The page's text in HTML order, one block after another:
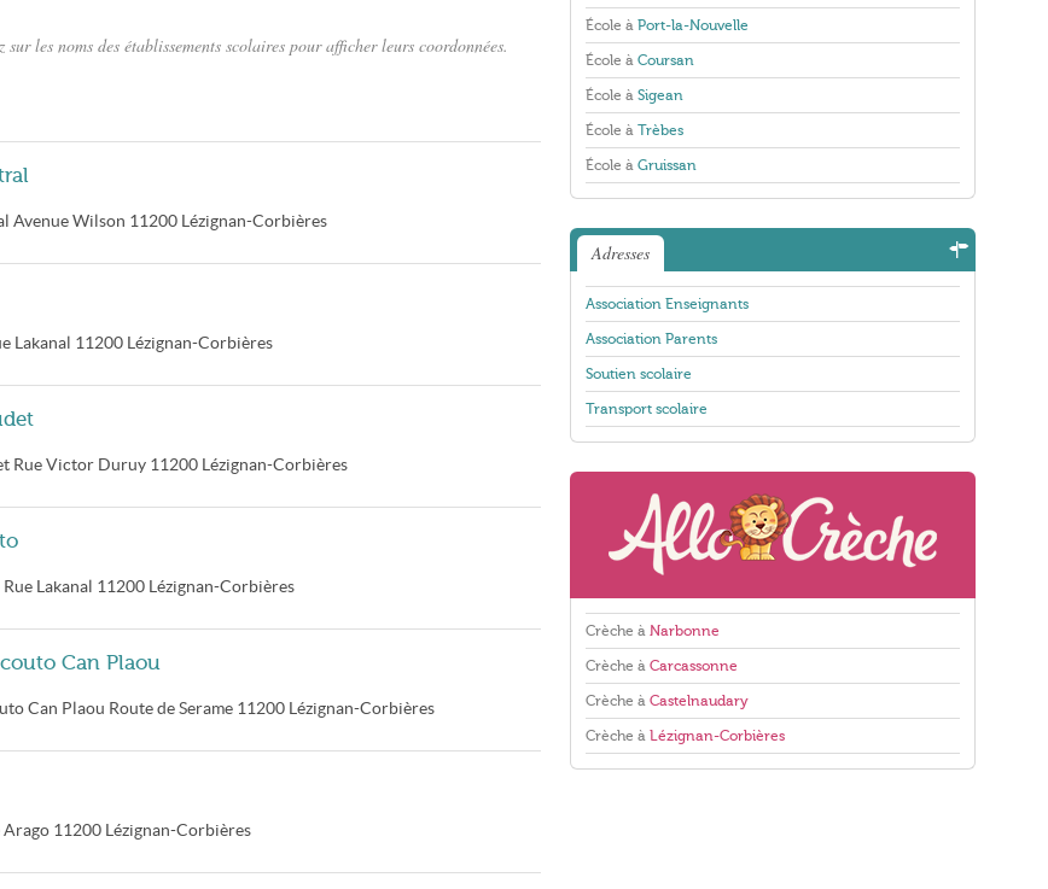
les noms des établissements scolaires pour afficher leurs coordonnées.
Avenue Wilson 11200 Lézignan-Corbières
Lakanal 11200 Lézignan-Corbières
Rue Victor Duruy 11200 Lézignan-Corbières
Rue Lakanal 11200 Lézignan-Corbières
Can Plaou
Can Plaou Route de Serame 11200 Lézignan-Corbières
Arago 11200 Lézignan-Corbières
École à Port-la-Nouvelle
École à Coursan
École à Sigean
École à Trèbes
École à Gruissan
Adresses
Association Enseignants
Association Parents
Soutien scolaire
Transport scolaire
Crèche à Narbonne
Crèche à Carcassonne
Crèche à Castelnaudary
Crèche à Lézignan-Corbières